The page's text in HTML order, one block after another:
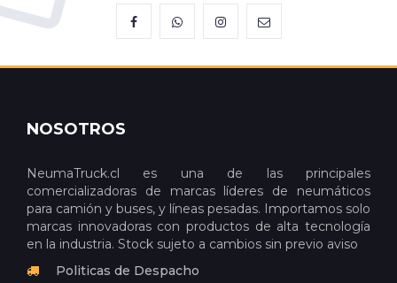
NOSOTROS
NeumaTruck.cl es una de las principales
comercializadoras de marcas líderes de neumáticos
para camión y buses, y líneas pesadas. Importamos solo
marcas innovadoras con productos de alta tecnología
en la industria. Stock sujeto a cambios sin previo aviso
Politicas de Despacho